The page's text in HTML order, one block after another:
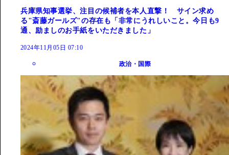
兵庫県知事選挙、注目の候補者を本人直撃！ サイン求め
る"斎藤ガールズ"の存在も「非常にうれしいこと。今日も9
通、励ましのお手紙をいただきました」
2024年11月05日 07:10
政治・国際